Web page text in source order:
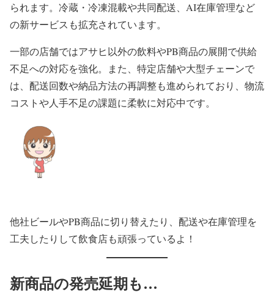
られます。冷蔵・冷凍混載や共同配送、AI在庫管理など
の新サービスも拡充されています。
一部の店舗ではアサヒ以外の飲料やPB商品の展開で供給
不足への対応を強化。また、特定店舗や大型チェーンで
は、配送回数や納品方法の再調整も進められており、物流
コストや人手不足の課題に柔軟に対応中です。
他社ビールやPB商品に切り替えたり、配送や在庫管理を
工夫したりして飲食店も頑張っているよ！
新商品の発売延期も…